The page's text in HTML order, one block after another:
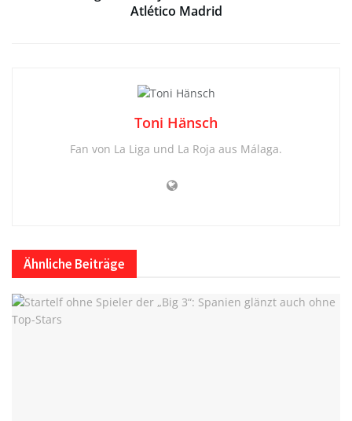
Atlético Madrid
Toni Hänsch
Fan von La Liga und La Roja aus Málaga.
Ähnliche Beiträge